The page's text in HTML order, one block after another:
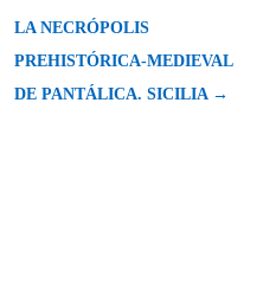
LA NECRÓPOLIS
PREHISTÓRICA-MEDIEVAL
DE PANTÁLICA. SICILIA →